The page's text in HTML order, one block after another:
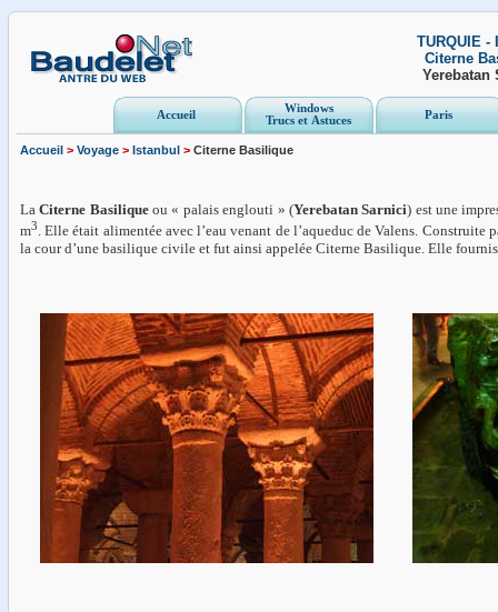
TURQUIE -
Citerne
Yerebatan
Accueil
Windows
Trucs et Astuces
Paris
Accueil > Voyage > Istanbul > Citerne Basilique
LaCiterne Basiliqueou « palais englouti » (Yerebatan Sarnici) est une
m3. Elle était alimentée avec l’eau venant de l’aqueduc de Valens.
la cour d’une basilique civile et fut ainsi appelée Citerne Basilique. Elle